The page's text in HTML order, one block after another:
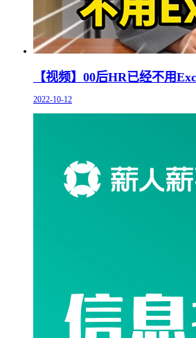
【视频】00后HR已经不用
2022-10-12